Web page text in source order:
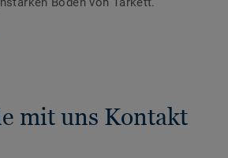
mit uns Kontakt